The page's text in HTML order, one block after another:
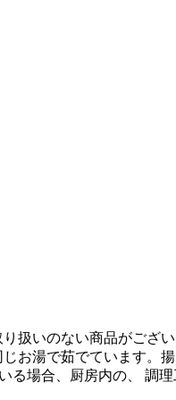
扱いのない商品がござい
お湯で茹でています。
場合、厨房内の、 調